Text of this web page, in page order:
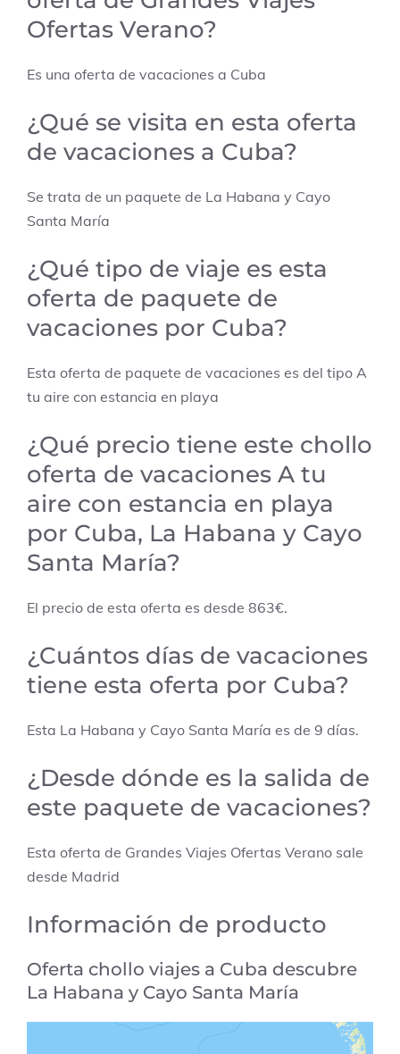
Ofertas Verano?
Es una oferta de vacaciones a Cuba
¿Qué se visita en esta oferta
de vacaciones a Cuba?
Se trata de un paquete de La Habana y Cayo
Santa María
¿Qué tipo de viaje es esta
oferta de paquete de
vacaciones por Cuba?
Esta oferta de paquete de vacaciones es del tipo A
tu aire con estancia en playa
¿Qué precio tiene este chollo
oferta de vacaciones A tu
aire con estancia en playa
por Cuba, La Habana y Cayo
Santa María?
El precio de esta oferta es desde 863€.
¿Cuántos días de vacaciones
tiene esta oferta por Cuba?
Esta La Habana y Cayo Santa María es de 9 días.
¿Desde dónde es la salida de
este paquete de vacaciones?
Esta oferta de Grandes Viajes Ofertas Verano sale
desde Madrid
Información de producto
Oferta chollo viajes a Cuba descubre
La Habana y Cayo Santa María